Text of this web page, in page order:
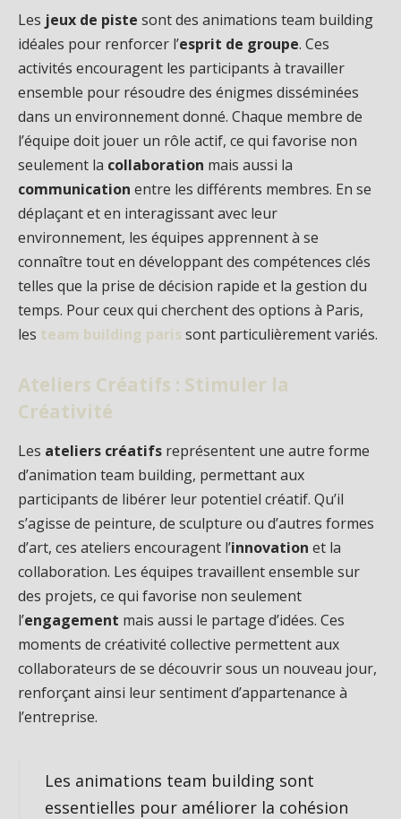
Les jeux de piste sont des animations team building
idéales pour renforcer l’esprit de groupe. Ces
activités encouragent les participants à travailler
ensemble pour résoudre des énigmes disséminées
dans un environnement donné. Chaque membre de
l’équipe doit jouer un rôle actif, ce qui favorise non
seulement la collaboration mais aussi la
communication entre les différents membres. En se
déplaçant et en interagissant avec leur
environnement, les équipes apprennent à se
connaître tout en développant des compétences clés
telles que la prise de décision rapide et la gestion du
temps. Pour ceux qui cherchent des options à Paris,
les team building paris sont particulièrement variés.
Ateliers Créatifs : Stimuler la
Créativité
Les ateliers créatifs représentent une autre forme
d’animation team building, permettant aux
participants de libérer leur potentiel créatif. Qu’il
s’agisse de peinture, de sculpture ou d’autres formes
d’art, ces ateliers encouragent l’innovation et la
collaboration. Les équipes travaillent ensemble sur
des projets, ce qui favorise non seulement
l’engagement mais aussi le partage d’idées. Ces
moments de créativité collective permettent aux
collaborateurs de se découvrir sous un nouveau jour,
renforçant ainsi leur sentiment d’appartenance à
l’entreprise.
Les animations team building sont
essentielles pour améliorer la cohésion